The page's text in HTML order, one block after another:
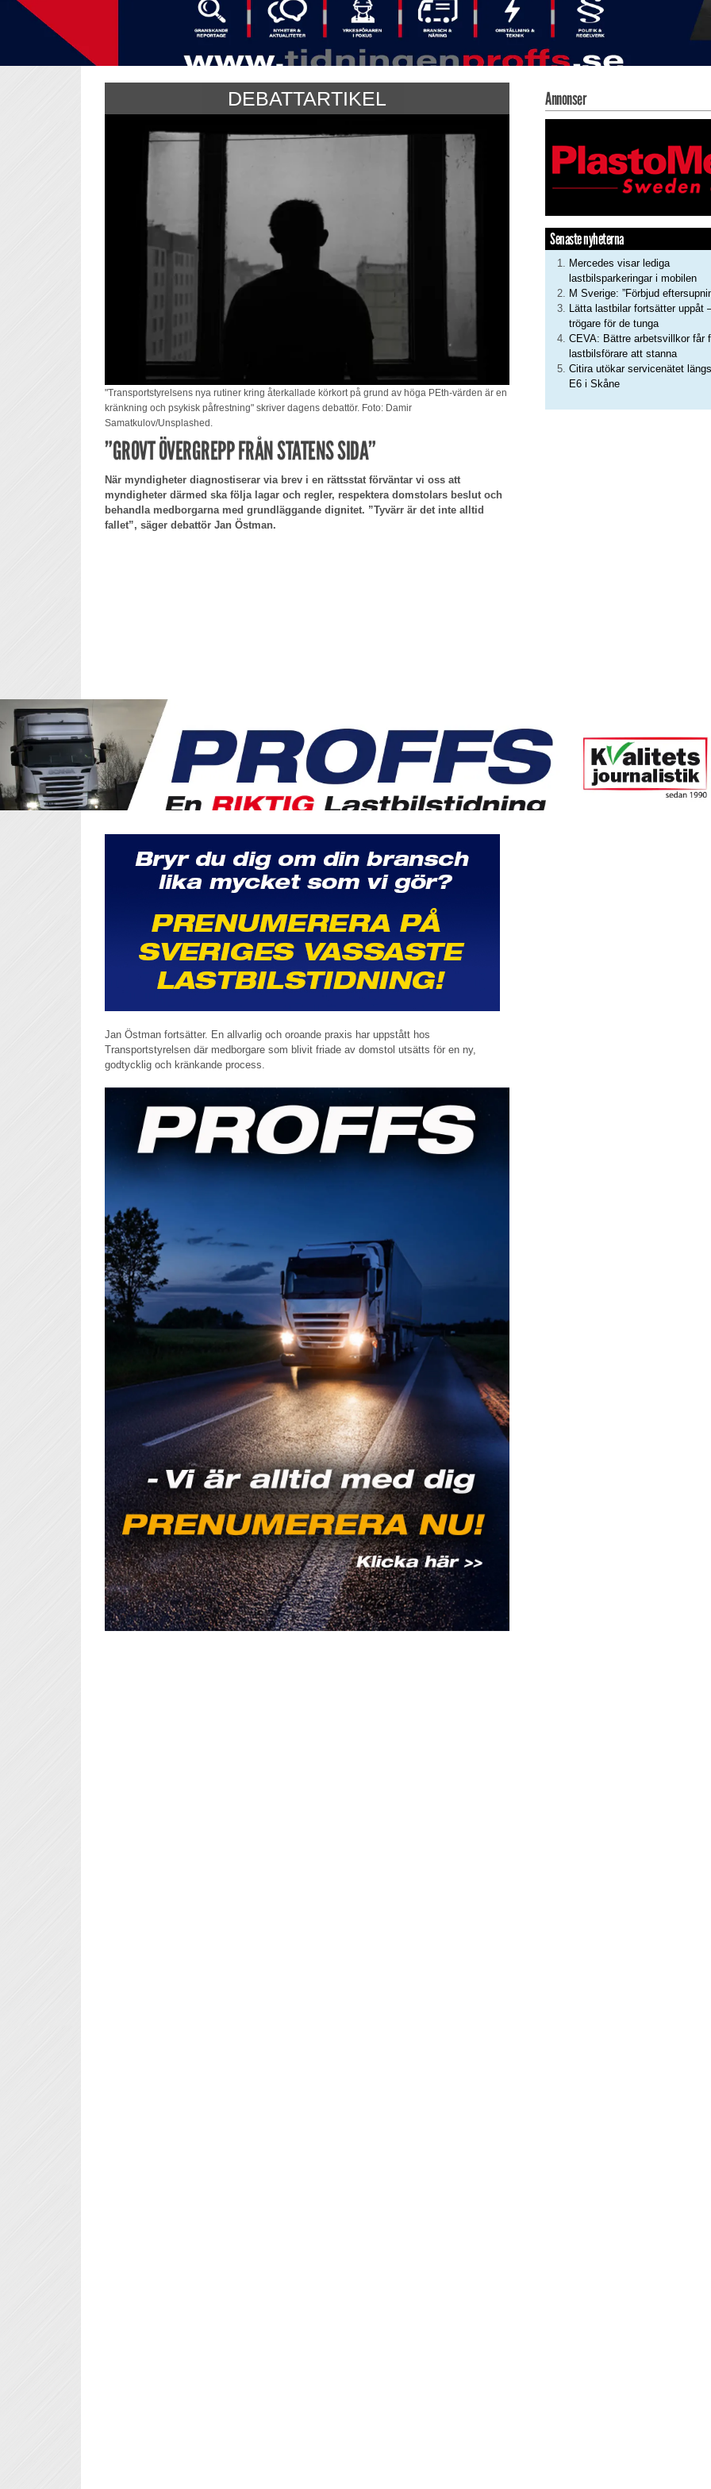
DEBATTARTIKEL
"Transportstyrelsens nya rutiner kring återkallade körkort på grund av höga PEth-värden är en
kränkning och psykisk påfrestning" skriver dagens debattör. Foto: Damir
Samatkulov/Unsplashed.
”GROVT ÖVERGREPP FRÅN STATENS SIDA”
När myndigheter diagnostiserar via brev i en rättsstat förväntar vi oss att
myndigheter därmed ska följa lagar och regler, respektera domstolars beslut och
behandla medborgarna med grundläggande dignitet. ”Tyvärr är det inte alltid
fallet”, säger debattör Jan Östman.
Jan Östman fortsätter. En allvarlig och oroande praxis har uppstått hos
Transportstyrelsen där medborgare som blivit friade av domstol utsätts för en ny,
godtycklig och kränkande process.
Annonser
Senaste nyheterna
Mercedes visar lediga
lastbilsparkeringar i mobilen
M Sverige: ”Förbjud
Lätta lastbilar fortsätter uppåt
trögare för de tunga
CEVA: Bättre arbetsvillkor får
lastbilsförare att stanna
Citira utökar servicenätet längs
E6 i Skåne